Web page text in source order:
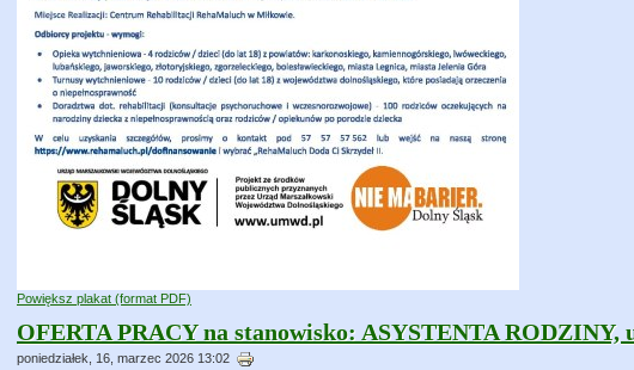
Powiększ plakat (format PDF)
OFERTA PRACY na stanowisko: ASYSTENTA RODZINY,
poniedziałek, 16, marzec 2026 13:02